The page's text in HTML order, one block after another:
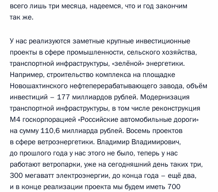
всего лишь три месяца, надеемся, что и год закончим
так же.
У нас реализуются заметные крупные инвестиционные
проекты в сфере промышленности, сельского хозяйства,
транспортной инфраструктуры, «зелёной» энергетики.
Например, строительство комплекса на площадке
Новошахтинского нефтеперерабатывающего завода, объём
инвестиций – 177 миллиардов рублей. Модернизация
транспортной инфраструктуры, в том числе реконструкция
М4 госкорпорацией «Российские автомобильные дороги»
на сумму 110,6 миллиарда рублей. Восемь проектов
в сфере ветроэнергетики. Владимир Владимирович,
до прошлого года у нас этого не было, теперь у нас
работают ветропарки, уже на сегодняшний день таких три,
300 мегаватт электроэнергии, до конца года – ещё два,
и в конце реализации проекта мы будем иметь 700